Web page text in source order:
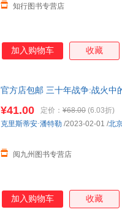
知行图书专营店
加入购物车 收藏
官方店包邮 三十年战争:战火中
¥41.00 定价： ¥68.00 (6.03折)
阅九州图书专营店
克里斯蒂安·潘特勒 /2023-02-01 /北
加入购物车 收藏